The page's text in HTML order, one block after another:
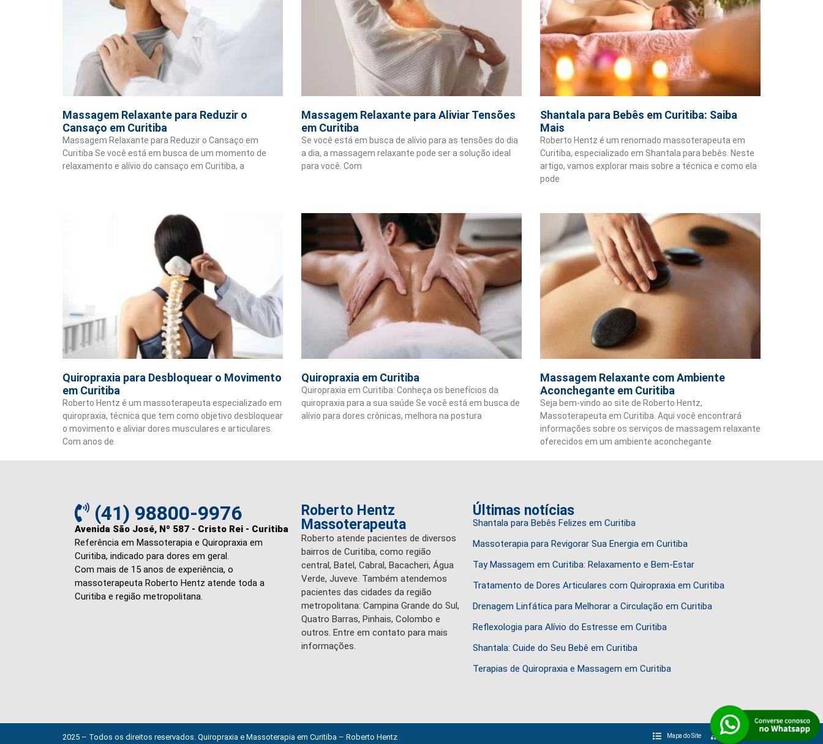
Massagem Relaxante para Reduzir o
Cansaço em Curitiba
Massagem Relaxante para Reduzir o Cansaço em
Curitiba Se você está em busca de um momento de
relaxamento e alívio do cansaço em Curitiba, a
Massagem Relaxante para Aliviar Tensões
em Curitiba
Se você está em busca de alívio para as tensões do dia
a dia, a massagem relaxante pode ser a solução ideal
para você. Com
Shantala para Bebês em Curitiba: Saiba
Mais
Roberto Hentz é um renomado massoterapeuta em
Curitiba, especializado em Shantala para bebês. Neste
artigo, vamos explorar mais sobre a técnica e como ela
pode
Quiropraxia para Desbloquear o Movimento
em Curitiba
Roberto Hentz é um massoterapeuta especializado em
quiropraxia, técnica que tem como objetivo desbloquear
o movimento e aliviar dores musculares e articulares.
Com anos de
Quiropraxia em Curitiba
Quiropraxia em Curitiba: Conheça os benefícios da
quiropraxia para a sua saúde Se você está em busca de
alívio para dores crônicas, melhora na postura
Massagem Relaxante com Ambiente
Aconchegante em Curitiba
Seja bem-vindo ao site de Roberto Hentz,
Massoterapeuta em Curitiba. Aqui você encontrará
informações sobre os serviços de massagem relaxante
oferecidos em um ambiente aconchegante
(41) 98800-9976
Avenida São José, Nº 587 - Cristo Rei - Curitiba
Referência em Massoterapia e Quiropraxia em
Curitiba, indicado para dores em geral.
Com mais de 15 anos de experiência, o
massoterapeuta Roberto Hentz atende toda a
Curitiba e região metropolitana.
Roberto Hentz
Massoterapeuta
Roberto atende pacientes de diversos
bairros de Curitiba, como região
central, Batel, Cabral, Bacacheri, Água
Verde, Juveve. Também atendemos
pacientes das cidades da região
metropolitana: Campina Grande do Sul,
Quatro Barras, Pinhais, Colombo e
outros. Entre em contato para mais
informações.
Últimas notícias
Shantala para Bebês Felizes em Curitiba
Massoterapia para Revigorar Sua Energia em Curitiba
Tay Massagem em Curitiba: Relaxamento e Bem-Estar
Tratamento de Dores Articulares com Quiropraxia em Curitiba
Drenagem Linfática para Melhorar a Circulação em Curitiba
Reflexologia para Alívio do Estresse em Curitiba
Shantala: Cuide do Seu Bebê em Curitiba
Terapias de Quiropraxia e Massagem em Curitiba
2025 – Todos os direitos reservados. Quiropraxia e Massoterapia em Curitiba – Roberto Hentz Mapa do Site Sitemap XML